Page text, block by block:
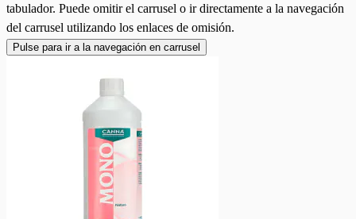
tabulador. Puede omitir el carrusel o ir directamente a la navegación
del carrusel utilizando los enlaces de omisión.
Pulse para ir a la navegación en carrusel